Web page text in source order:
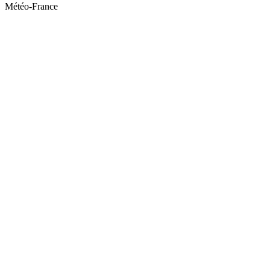
Météo-France